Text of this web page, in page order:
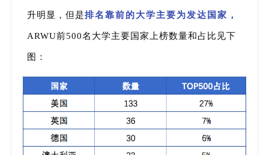
升明显，但是排名靠前的大学主要为发达国家，
ARWU前500名大学主要国家上榜数量和占比见下
图：